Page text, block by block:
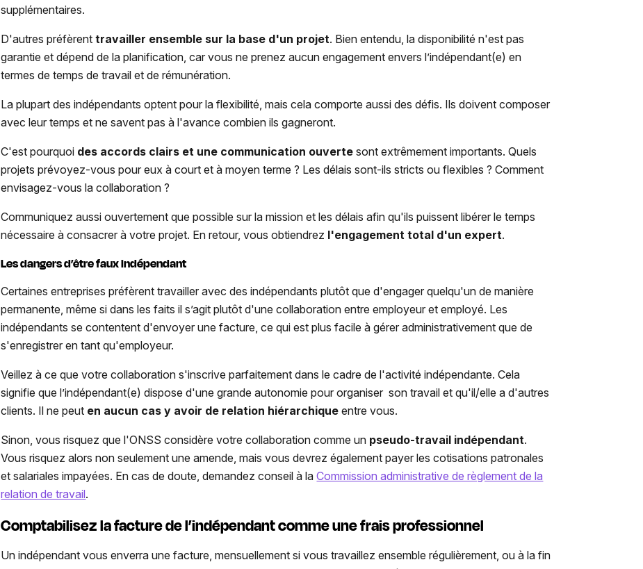
supplémentaires.
D'autres préfèrenttravailler ensemble sur la base d'un projet. Bien entendu, la disponibilité n'est pas
garantie et dépend de la planification, car vous ne prenez aucun engagement envers l’indépendant(e) en
termes de temps de travail et de rémunération.
La plupart des indépendants optent pour la flexibilité, mais cela comporte aussi des défis. Ils doivent composer
avec leur temps et ne savent pas à l'avance combien ils gagneront.
C'est pourquoi des accords clairs et une communication ouverte sont extrêmement importants. Quels
projets prévoyez-vous pour eux à court et à moyen terme ? Les délais sont-ils stricts ou flexibles ? Comment
envisagez-vous la collaboration ?
Communiquez aussi ouvertement que possible sur la mission et les délais afin qu'ils puissent libérer le temps
nécessaire à consacrer à votre projet. En retour, vous obtiendrez l'engagement total d'un expert.
Les dangers d’être faux indépendant
Certaines entreprises préfèrent travailler avec des indépendants plutôt que d'engager quelqu'un de manière
permanente, même si dans les faits il s’agit plutôt d'une collaboration entre employeur et employé. Les
indépendants se contentent d'envoyer une facture, ce qui est plus facile à gérer administrativement que de
s'enregistrer en tant qu'employeur.
Veillez à ce que votre collaboration s'inscrive parfaitement dans le cadre de l'activité indépendante. Cela
signifie que l’indépendant(e) dispose d'une grande autonomie pour organiser son travail et qu'il/elle a d'autres
clients. Il ne peut en aucun cas y avoir de relation hiérarchique entre vous.
Sinon, vous risquez que l'ONSS considère votre collaboration comme un pseudo-travail indépendant.
Vous risquez alors non seulement une amende, mais vous devrez également payer les cotisations patronales
et salariales impayées. En cas de doute, demandez conseil à laCommission administrative de règlement de la
relation de travail.
Comptabilisez la facture de l’indépendant comme une frais professionnel
Un indépendant vous enverra une facture, mensuellement si vous travaillez ensemble régulièrement, ou à la fin